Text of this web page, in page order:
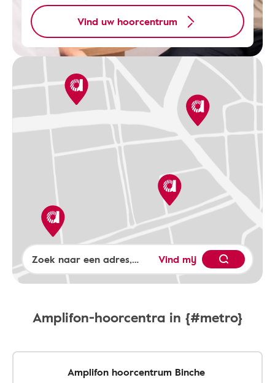
Vind uw hoorcentrum
Vind mij
Amplifon-hoorcentra in {#metro}
Amplifon hoorcentrum Binche